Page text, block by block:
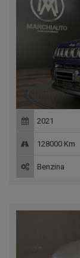
2021
128000 Km
Benzina